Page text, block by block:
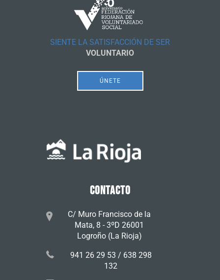
SIENTE LA SATISFACCIÓN DE SER
VOLUNTARIO
ÚNETE
CONTACTO
C/ Muro Francisco de la
Mata, 8 - 3ºD 26001
Logroño (La Rioja)
941 26 29 53 / 638 298
132